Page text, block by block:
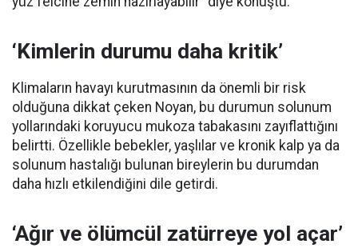
‘Kimlerin durumu daha kritik’
Klimaların havayı kurutmasının da önemli bir risk
olduğuna dikkat çeken Noyan, bu durumun solunum
yollarındaki koruyucu mukoza tabakasını zayıflattığını
belirtti. Özellikle bebekler, yaşlılar ve kronik kalp ya da
solunum hastalığı bulunan bireylerin bu durumdan
daha hızlı etkilendiğini dile getirdi.
‘Ağır ve ölümcül zatürreye yol açar’